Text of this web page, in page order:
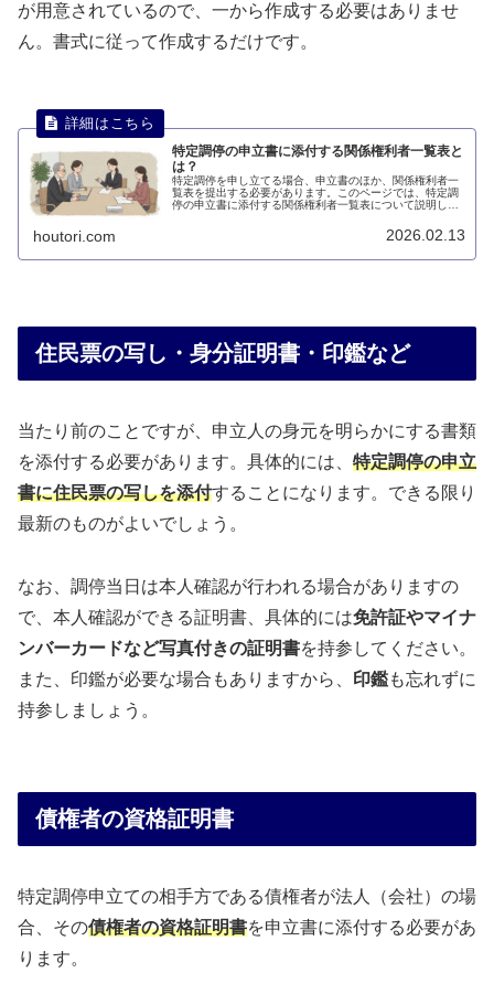
が用意されているので、一から作成する必要はありませ
ん。書式に従って作成するだけです。
特定調停の申立書に添付する関係権利者一覧表と
は？
特定調停を申し立てる場合、申立書のほか、関係権利者一
覧表を提出する必要があります。このページでは、特定調
停の申立書に添付する関係権利者一覧表について説明しま
houtori.com 2026.02.13
住民票の写し・身分証明書・印鑑など
当たり前のことですが、申立人の身元を明らかにする書類
を添付する必要があります。具体的には、 特定調停の申立
書に住民票の写しを添付することになります。できる限り
最新のものがよいでしょう。
なお、調停当日は本人確認が行われる場合がありますの
で、本人確認ができる証明書、具体的には免許証やマイナ
ンバーカードなど写真付きの証明書を持参してください。
また、印鑑が必要な場合もありますから、 印鑑も忘れずに
持参しましょう。
債権者の資格証明書
特定調停申立ての相手方である債権者が法人（会社）の場
合、その債権者の資格証明書を申立書に添付する必要があ
ります。